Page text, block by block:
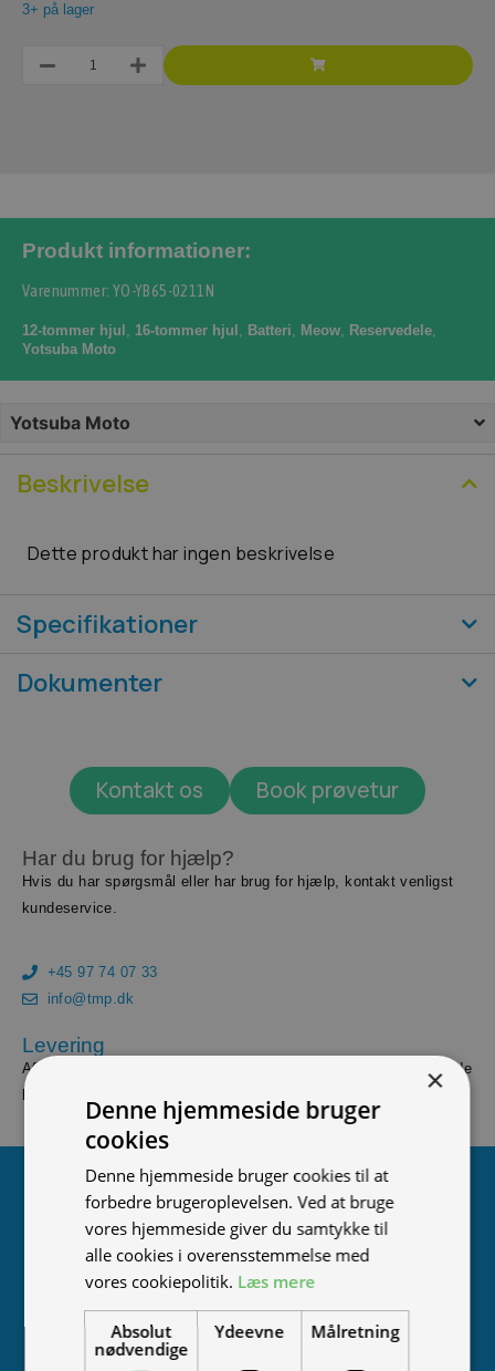
3+ på lager
Produkt informationer:
Varenummer: YO-YB65-0211N
12-tommer hjul , 16-tommer hjul , Batteri, Meow, Reservedele,
Yotsuba Moto
Yotsuba Moto
Beskrivelse
Dette produkt har ingen beskrivelse
Specifikationer
Dokumenter
Kontakt os Book prøvetur
Har du brug for hjælp?
Hvis du har spørgsmål eller har brug for hjælp, kontakt venligst
kundeservice.
+45 97 74 07 33
info@tmp.dk
Levering
Afslut din ordre inden 14.00, og vi leverer dine vare først følgende
Tilmeld nyhedsmail
Bliv en del af Tromox-familien! Tilmeld dig vores
nyhedsbrev og få adgang til eksklusive tilbud,
nyheder om vores produkter, inspirerende historier
sende indhold, du vil elske. Kør med os ind i fremtiden
– tilmeld dig nu!
×
Denne hjemmeside bruger
cookies
Denne hjemmeside bruger cookies til at
forbedre brugeroplevelsen. Ved at bruge
vores hjemmeside giver du samtykke til
alle cookies i overensstemmelse med
vores cookiepolitik. Læs mere
Absolut
nødvendige
Ydeevne Målretning